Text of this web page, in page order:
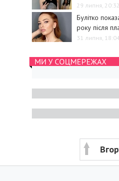
29 липня, 20:32
Булітко
року після
31 липня, 18:04
МИ У СОЦМЕРЕЖАХ